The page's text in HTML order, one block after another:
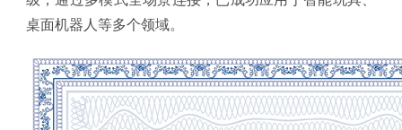
桌面机器人等多个领域。